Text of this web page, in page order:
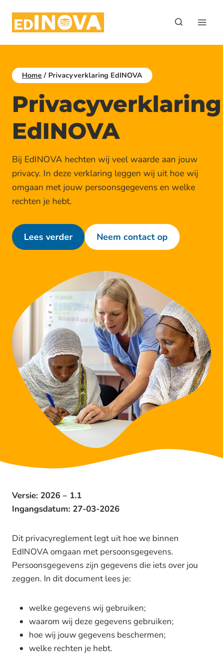
naar
inhoud
Home / Privacyverklaring EdINOVA
Privacyverklaring
EdINOVA
Bij EdINOVA hechten wij veel waarde aan jouw
privacy. In deze verklaring leggen wij uit hoe wij
omgaan met jouw persoonsgegevens en welke
rechten je hebt.
Lees verder Neem contact op
Versie: 2026 – 1.1
Ingangsdatum: 27-03-2026
Dit privacyreglement legt uit hoe we binnen
EdINOVA omgaan met persoonsgegevens.
Persoonsgegevens zijn gegevens die iets over jou
zeggen. In dit document lees je:
welke gegevens wij gebruiken;
waarom wij deze gegevens gebruiken;
hoe wij jouw gegevens beschermen;
welke rechten je hebt.